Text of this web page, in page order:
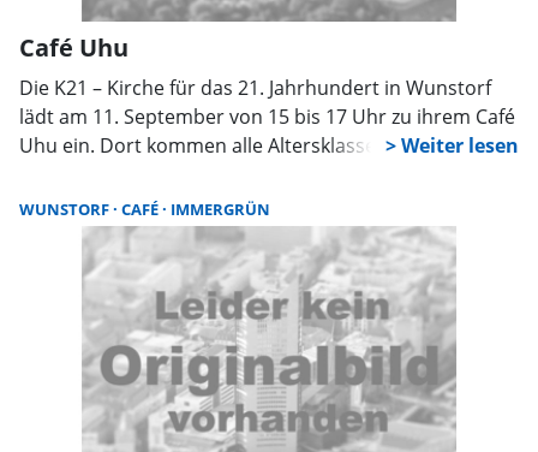
Café Uhu
Die K21 – Kirche für das 21. Jahrhundert in Wunstorf
lädt am 11. September von 15 bis 17 Uhr zu ihrem Café
Uhu ein. Dort kommen alle Altersklassen unter
Nachmittag bei Kaffee und Kuchen und netten
Gesprächen zu verbringen. Die Anschrift lautet K21,
Potts Kamp 10, 31515 Wunstorf.
WUNSTORF CAFÉ IMMERGRÜN